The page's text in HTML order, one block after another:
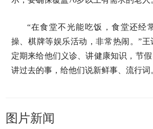
“在食堂不光能吃饭，食堂还经
操、棋牌等娱乐活动，非常热闹。”
定期来给他们义诊、讲健康知识，节
讲过去的事，给他们说新鲜事、流行词
图片新闻